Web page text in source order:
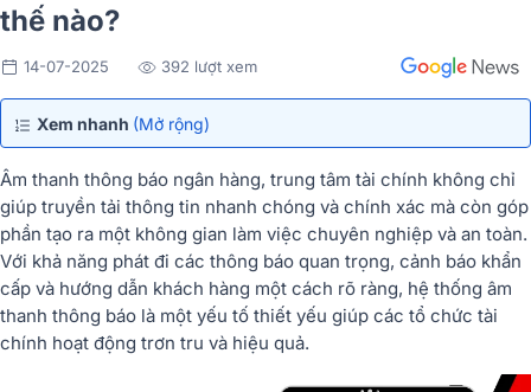
thế nào?
14-07-2025 392 lượt xem
Xem nhanh (Mở rộng)
Âm thanh thông báo ngân hàng, trung tâm tài chính không chỉ
giúp truyền tải thông tin nhanh chóng và chính xác mà còn góp
phần tạo ra một không gian làm việc chuyên nghiệp và an toàn.
Với khả năng phát đi các thông báo quan trọng, cảnh báo khẩn
cấp và hướng dẫn khách hàng một cách rõ ràng, hệ thống âm
thanh thông báo là một yếu tố thiết yếu giúp các tổ chức tài
chính hoạt động trơn tru và hiệu quả.